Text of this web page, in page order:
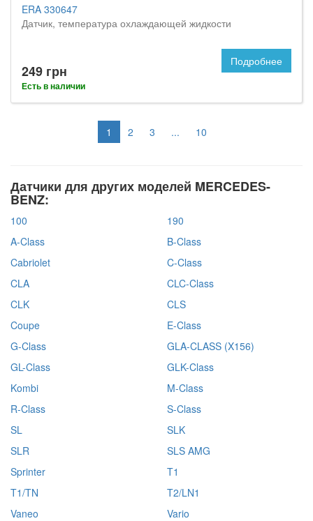
ERA 330647
Датчик, температура охлаждающей жидкости
249 грн
Есть в наличии
Подробнее
1 2 3 ... 10
Датчики для других моделей MERCEDES-
BENZ:
100
190
A-Class
B-Class
Cabriolet
C-Class
CLA
CLC-Class
CLK
CLS
Coupe
E-Class
G-Class
GLA-CLASS (X156)
GL-Class
GLK-Class
Kombi
M-Class
R-Class
S-Class
SL
SLK
SLR
SLS AMG
Sprinter
T1
T1/TN
T2/LN1
Vaneo
Vario